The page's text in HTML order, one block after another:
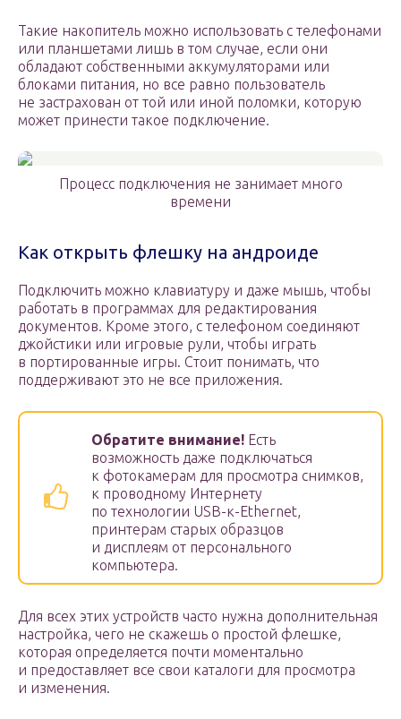
Такие накопитель можно использовать с телефонами
или планшетами лишь в том случае, если они
обладают собственными аккумуляторами или
блоками питания, но все равно пользователь
не застрахован от той или иной поломки, которую
может принести такое подключение.
Процесс подключения не занимает много
времени
Как открыть флешку на андроиде
Подключить можно клавиатуру и даже мышь, чтобы
работать в программах для редактирования
документов. Кроме этого, с телефоном соединяют
джойстики или игровые рули, чтобы играть
в портированные игры. Стоит понимать, что
поддерживают это не все приложения.
Обратите внимание! Есть
возможность даже подключаться
к фотокамерам для просмотра снимков,
к проводному Интернету
по технологии USB-к-Ethernet,
принтерам старых образцов
и дисплеям от персонального
компьютера.
Для всех этих устройств часто нужна дополнительная
настройка, чего не скажешь о простой флешке,
которая определяется почти моментально
и предоставляет все свои каталоги для просмотра
и изменения.